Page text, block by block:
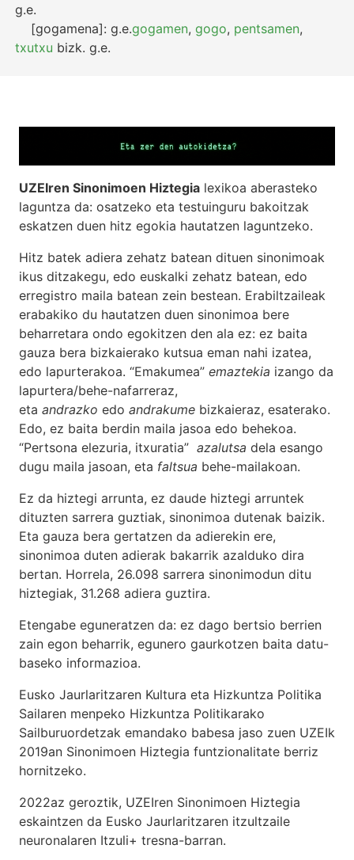
g.e.
[gogamena]:g.e.gogamen,gogo, pentsamen,
txutxu bizk. g.e.
UZEIren Sinonimoen Hiztegia lexikoa aberasteko
laguntza da: osatzeko eta testuinguru bakoitzak
eskatzen duen hitz egokia hautatzen laguntzeko.
Hitz batek adiera zehatz batean dituen sinonimoak
ikus ditzakegu, edo euskalki zehatz batean, edo
erregistro maila batean zein bestean. Erabiltzaileak
erabakiko du hautatzen duen sinonimoa bere
beharretara ondo egokitzen den ala ez: ez baita
gauza bera bizkaierako kutsua eman nahi izatea,
edo lapurterakoa. “Emakumea” emaztekia izango da
lapurtera/behe-nafarreraz,
eta andrazko edo andrakume bizkaieraz, esaterako.
Edo, ez baita berdin maila jasoa edo behekoa.
“Pertsona elezuria, itxuratia” azalutsa dela esango
dugu maila jasoan, eta faltsua behe-mailakoan.
Ez da hiztegi arrunta, ez daude hiztegi arruntek
dituzten sarrera guztiak, sinonimoa dutenak baizik.
Eta gauza bera gertatzen da adierekin ere,
sinonimoa duten adierak bakarrik azalduko dira
bertan. Horrela, 26.098 sarrera sinonimodun ditu
hiztegiak, 31.268 adiera guztira.
Etengabe eguneratzen da: ez dago bertsio berrien
zain egon beharrik, egunero gaurkotzen baita datu-
baseko informazioa.
Eusko Jaurlaritzaren Kultura eta Hizkuntza Politika
Sailaren menpeko Hizkuntza Politikarako
Sailburuordetzak emandako babesa jaso zuen UZEIk
2019an Sinonimoen Hiztegia funtzionalitate berriz
hornitzeko.
2022az geroztik, UZEIren Sinonimoen Hiztegia
eskaintzen da Eusko Jaurlaritzaren itzultzaile
neuronalaren Itzuli+ tresna-barran.